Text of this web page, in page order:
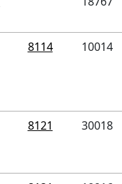
8114 10014
8121 30018